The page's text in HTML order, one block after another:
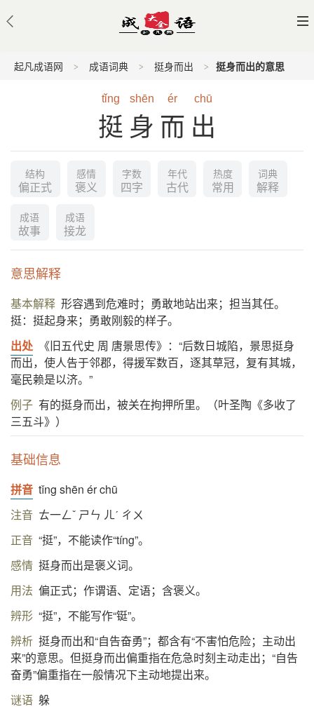
起凡成语网 成语词典 挺身而出 挺身而出的意思
tǐng shēn ér chū
挺身而出
结构
偏正式
感情
褒义
字数
四字
年代
古代
热度
常用
词典
解释
成语
故事
成语
接龙
意思解释
基本解释 形容遇到危难时；勇敢地站出来；担当其任。
挺：挺起身来；勇敢刚毅的样子。
出处
《旧五代史 周 唐景思传》：“后数日城陷，景思挺身
而出，使人告于邻郡，得援军数百，逐其草冠，复有其城，
毫民赖是以济。”
例子 有的挺身而出，被关在拘押所里。（叶圣陶《多收了
三五斗》）
基础信息
拼音 tǐng shēn ér chū
注音 ㄊ一ㄥˇ ㄕㄣ ㄦˊ ㄔㄨ
正音 “挺”，不能读作“tíng”。
感情 挺身而出是褒义词。
用法 偏正式；作谓语、定语；含褒义。
辨形 “挺”，不能写作“铤”。
辨析 挺身而出和“自告奋勇”；都含有“不害怕危险；主动出
来”的意思。但挺身而出偏重指在危急时刻主动走出；“自告
奋勇”偏重指在一般情况下主动地提出来。
谜语 躲